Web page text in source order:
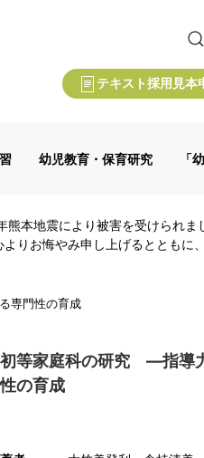
テキスト採用見本
幼児教育・保育研究 「
熊本地震により被害を受けられま
りお悔やみ申し上げるとともに
専門性の育成
初等家庭科の研究 ―指導
性の育成